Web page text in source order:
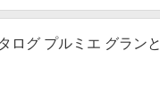
ログ プルミエ グラン